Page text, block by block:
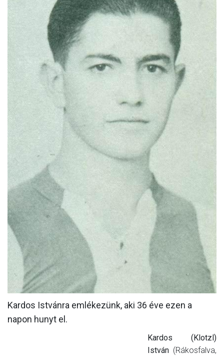
MÉRKŐZÉSEK
GALÉRIA
SZURKOLÓI ÉLMÉNYEK
AKKREDITÁCIÓ
Kardos Istvánra emlékezünk, aki 36 éve ezen a
napon hunyt el.
Kardos (Klotzl)
István (Rákosfalva,